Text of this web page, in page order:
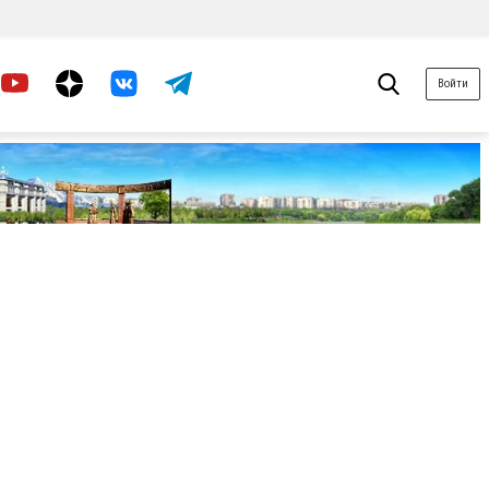
Войти